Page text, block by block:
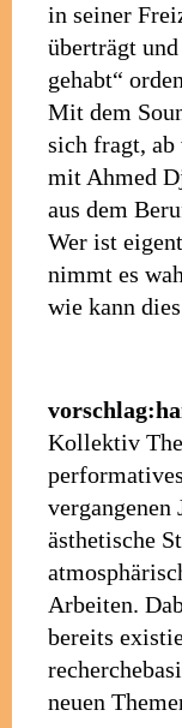
in seiner
überträgt
gehabt“
Mit dem
sich fragt, ab
mit Ahmed
aus dem
Wer ist
nimmt es
wie kann
Kollektiv
vergangenen
ästhetische
Arbeiten.
bereits
neuen